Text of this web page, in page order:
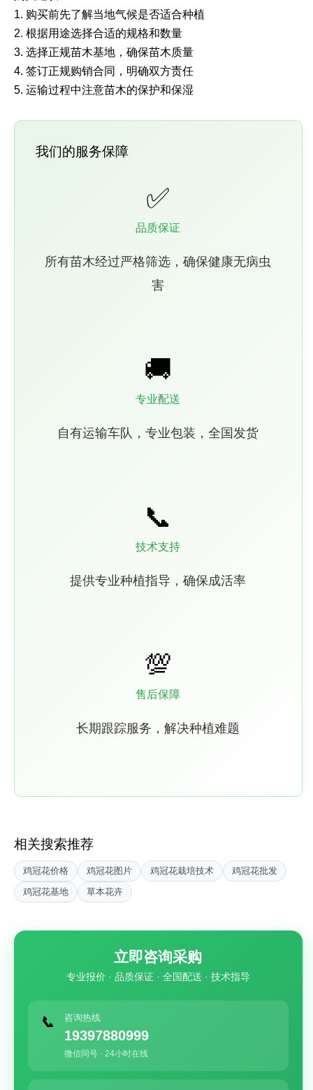
1. 购买前先了解当地气候是否适合种植
2. 根据用途选择合适的规格和数量
3. 选择正规苗木基地，确保苗木质量
4. 签订正规购销合同，明确双方责任
5. 运输过程中注意苗木的保护和保湿
我们的服务保障
✅
品质保证
所有苗木经过严格筛选，确保健康无病虫
害
🚚
专业配送
自有运输车队，专业包装，全国发货
📞
技术支持
提供专业种植指导，确保成活率
💯
售后保障
长期跟踪服务，解决种植难题
相关搜索推荐
鸡冠花价格 鸡冠花图片 鸡冠花栽培技术
鸡冠花批发
鸡冠花基地
草本花卉
立即咨询采购
专业报价 · 品质保证 · 全国配送 · 技术指导
📞 咨询热线
19397880999
微信同号 · 24小时在线